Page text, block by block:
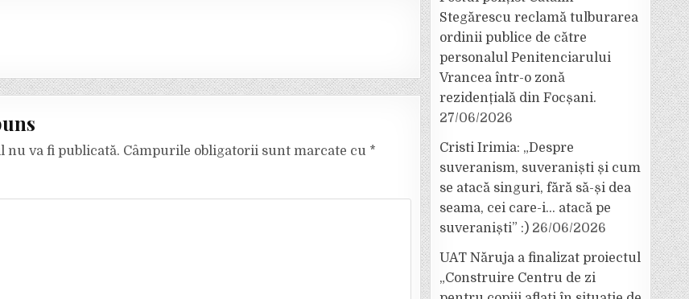
nu va fi publicată. Câmpurile obligatorii sunt marcate cu *
Stegărescu reclamă tulburarea
ordinii publice de către
personalul Penitenciarului
Vrancea într-o zonă
rezidențială din Focșani.
27/06/2026
Cristi Irimia: „Despre
suveranism, suveraniști și cum
se atacă singuri, fără să-și dea
seama, cei care-i… atacă pe
suveraniști” :) 26/06/2026
UAT Năruja a finalizat proiectul
„Construire Centru de zi